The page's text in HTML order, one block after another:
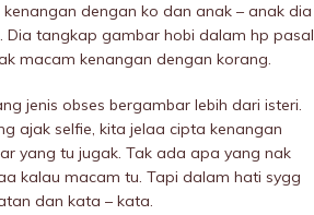
dengan ko dan anak – anak dia
tangkap gambar hobi dalam hp pasal
macam kenangan dengan korang.
jenis obses bergambar lebih dari isteri.
ajak selfie, kita jelaa cipta kenangan
yang tu jugak. Tak ada apa yang nak
kalau macam tu. Tapi dalam hati sygg
dan kata – kata.